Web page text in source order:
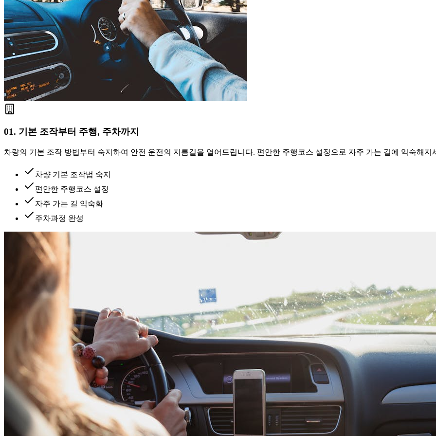
01. 기본 조작부터 주행, 주차까지
차량의 기본 조작 방법부터 숙지하여 안전 운전의 지름길을 열어드립니다. 편안한 주행코스 설정으로 자주 가는 길에 익숙해지
차량 기본 조작법 숙지
편안한 주행코스 설정
자주 가는 길 익숙화
주차과정 완성